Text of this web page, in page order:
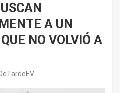
A UN
NO VOLVIÓ A